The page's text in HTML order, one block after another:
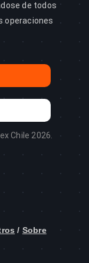
de todos
operaciones
Chile 2026.
/ Sobre